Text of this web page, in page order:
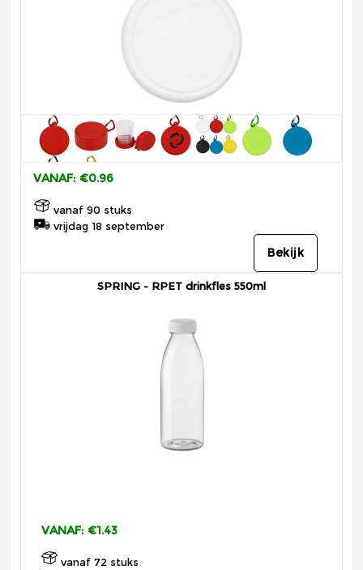
VANAF: €0.96
vanaf 90 stuks
vrijdag 18 september
Bekijk
SPRING - RPET drinkfles 550ml
VANAF: €1.43
vanaf 72 stuks